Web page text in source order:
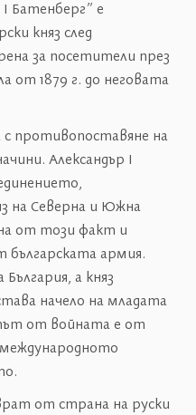
Батенберг” е
княз след
за посетители през
от 1879 г. до неговата
с противопоставяне на
Александър І
на Северна и Южна
от този факт и
армия.
а княз
начело на младата
от войната е от
от страна на руски